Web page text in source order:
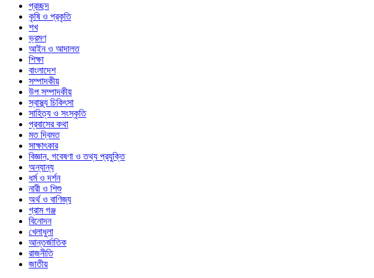
প্রচ্ছদ
কৃষি ও প্রকৃতি
শখ
ভ্রমণ
আইন ও আদালত
শিক্ষা
বাংলাদেশ
সম্পাদকীয়
উপ সম্পাদকীয়
স্বাস্থ্য চিকিৎসা
সাহিত্য ও সংস্কৃতি
প্রবাসের কথা
মত দ্বিমত
সাক্ষাৎকার
বিজ্ঞান, গবেষণা ও তথ্য প্রযুক্তি
অন্যান্য
ধর্ম ও দর্শন
নারী ও শিশু
অর্থ ও বাণিজ্য
গ্রাম গঞ্জ
বিনোদন
খেলাধুলা
আন্তর্জাতিক
রাজনীতি
জাতীয়